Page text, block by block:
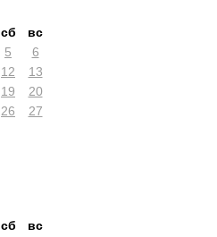
сб
вс
5
6
12
13
19
20
26
27
сб
вс